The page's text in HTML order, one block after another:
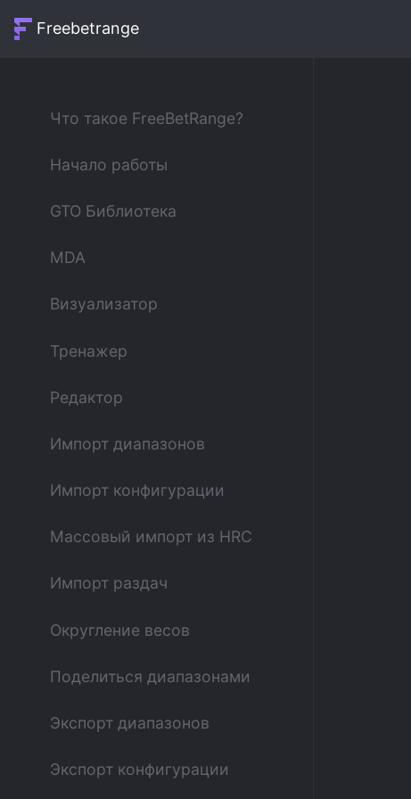
Freebetrange
Что такое FreeBetRange?
Начало работы
GTO Библиотека
MDA
Визуализатор
Тренажер
Редактор
Импорт диапазонов
Импорт конфигурации
Массовый импорт из HRC
Импорт раздач
Округление весов
Поделиться диапазонами
Экспорт диапазонов
Экспорт конфигурации